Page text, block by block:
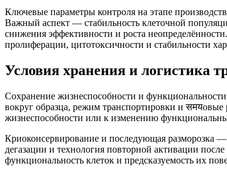
Ключевые параметры контроля на этапе
Важный аспект — стабильность клеточной
снижения эффективности и роста
пролиферации, цитотоксичности и стабильности
Условия хранения и логистика
Сохранение жизнеспособности и
вокруг образца, режим транспортировки и
жизнеспособности или к изменению
Криоконсервирование и последующая разморозка —
дегазации и технология повторной активации
функциональность клеток и предсказуемость их